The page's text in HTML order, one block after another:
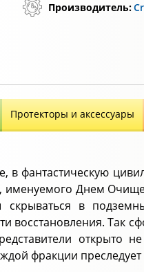
Производитель:
Протекторы и аксессуары
в фантастическую
Днем
в
восстановления. Так
открыто
фракции